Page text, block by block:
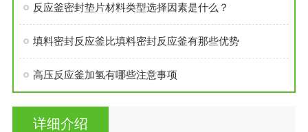
反应釜密封垫片材料类型选择因素是什么？
填料密封反应釜比填料密封反应釜有那些优势
高压反应釜加氢有哪些注意事项
详细介绍